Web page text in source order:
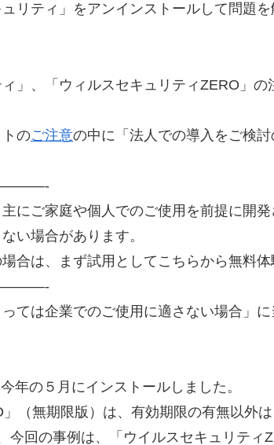
リティ」をアンインストールして問題
」、「ウィルスセキュリティZERO」の
のご注意の中に「法人での導入をご検
にご家庭や個人でのご使用を前提に開
い場合があります。
合は、まず試用としてこちらから無料体
ては企業でのご使用に適さない場合」
年の５月にインストールしました。
（無期限版）は、有効期限の有無以外
今回の事例は、「ウイルスセキュリティ